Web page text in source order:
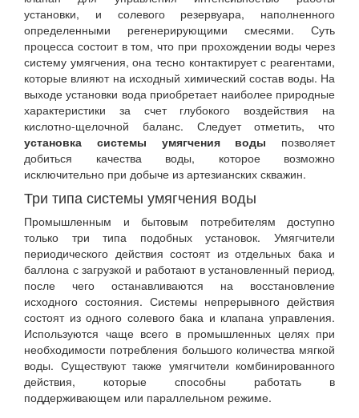
установки, и солевого резервуара, наполненного
определенными регенерирующими смесями. Суть
процесса состоит в том, что при прохождении воды через
систему умягчения, она тесно контактирует с реагентами,
которые влияют на исходный химический состав воды. На
выходе установки вода приобретает наиболее природные
характеристики за счет глубокого воздействия на
кислотно-щелочной баланс. Следует отметить, что
установка системы умягчения воды позволяет
добиться качества воды, которое возможно
исключительно при добыче из артезианских скважин.
Три типа системы умягчения воды
Промышленным и бытовым потребителям доступно
только три типа подобных установок. Умягчители
периодического действия состоят из отдельных бака и
баллона с загрузкой и работают в установленный период,
после чего останавливаются на восстановление
исходного состояния. Системы непрерывного действия
состоят из одного солевого бака и клапана управления.
Используются чаще всего в промышленных целях при
необходимости потребления большого количества мягкой
воды. Существуют также умягчители комбинированного
действия, которые способны работать в
поддерживающем или параллельном режиме.